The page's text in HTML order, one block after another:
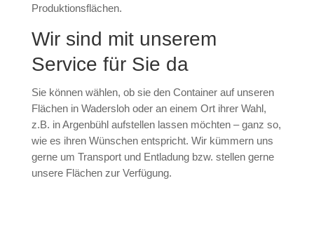
Produktionsflächen.
Wir sind mit unserem
Service für Sie da
Sie können wählen, ob sie den Container auf unseren
Flächen in Wadersloh oder an einem Ort ihrer Wahl,
z.B. in Argenbühl aufstellen lassen möchten – ganz so,
wie es ihren Wünschen entspricht. Wir kümmern uns
gerne um Transport und Entladung bzw. stellen gerne
unsere Flächen zur Verfügung.